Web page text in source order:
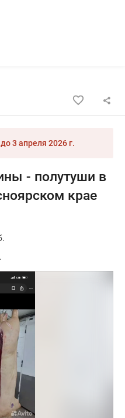
3 апреля 2026 г.
- полутуши в
крае